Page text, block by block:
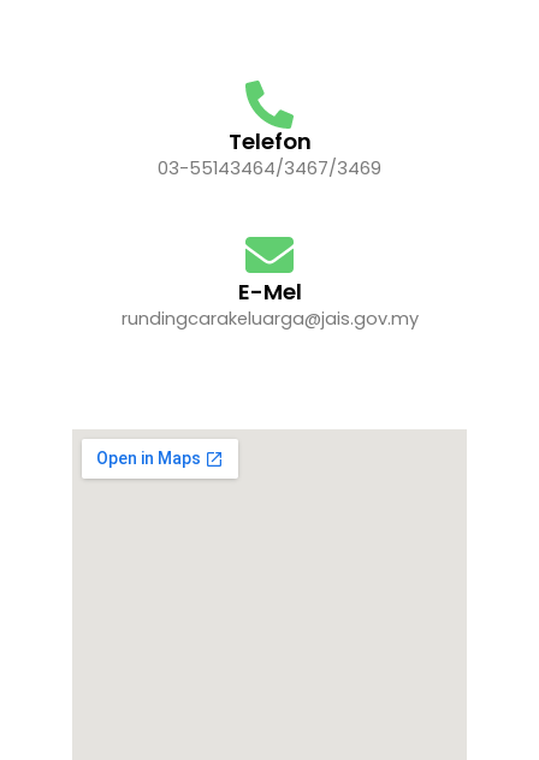
Telefon
03-55143464/3467/3469
E-Mel
rundingcarakeluarga@jais.gov.my